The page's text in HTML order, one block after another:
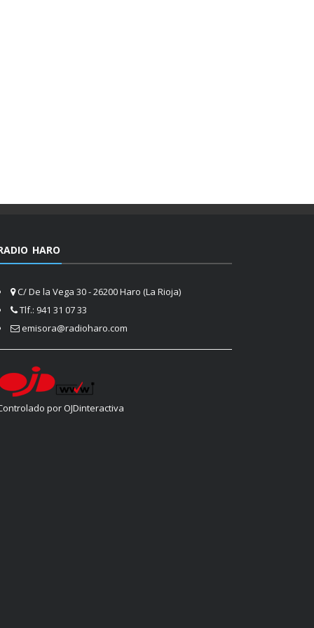
HARO
C/ De la Vega 30 - 26200 Haro (La Rioja)
Tlf.: 941 31 07 33
emisora@radioharo.com
por OJDinteractiva